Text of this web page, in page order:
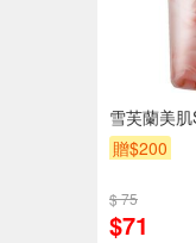
雪芙蘭美
贈$200
$ 75
$71